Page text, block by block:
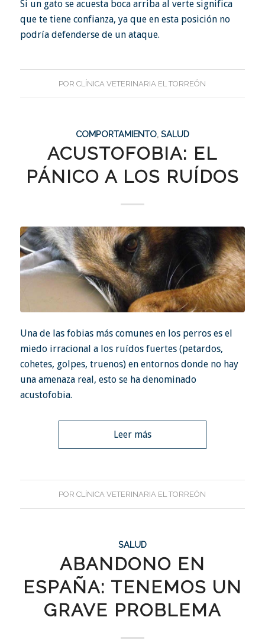
Si un gato se acuesta boca arriba al verte significa
que te tiene confianza, ya que en esta posición no
podría defenderse de un ataque.
PORCLÍNICA VETERINARIA EL TORREÓN
COMPORTAMIENTO, SALUD
ACUSTOFOBIA: EL
PÁNICO A LOS RUÍDOS
Una de las fobias más comunes en los perros es el
miedo irracional a los ruídos fuertes (petardos,
cohetes, golpes, truenos) en entornos donde no hay
una amenaza real, esto se ha denominado
acustofobia.
Leer más
PORCLÍNICA VETERINARIA EL TORREÓN
SALUD
ABANDONO EN
ESPAÑA: TENEMOS UN
GRAVE PROBLEMA